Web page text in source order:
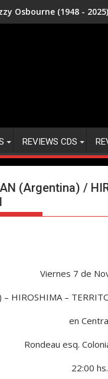
Osbourne (1948 - 2025)
REVIEWS CDS
(Argentina) /
Viernes 7 de
HIROSHIMA –
en
Rondeau esq.
22:00 hs.